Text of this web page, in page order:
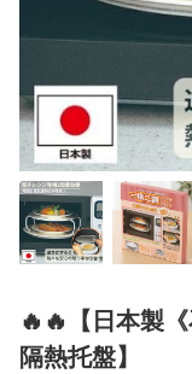
🔥🔥【日本製
隔熱托盤】